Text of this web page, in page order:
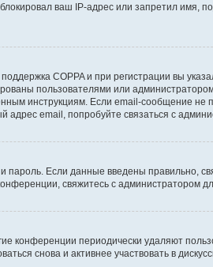
ваш IP-адрес или запретил имя,
COPPA и при регистрации вы
пользователями или
инструкциям. Если email-сообщение не
email, попробуйте связаться с
пароль. Если данные введены правильно,
свяжитесь с администратором
конференции периодически удаляют
снова и активнее участвовать в